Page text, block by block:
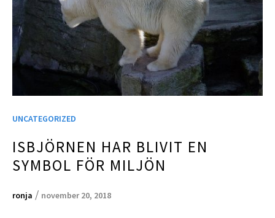
UNCATEGORIZED
ISBJÖRNEN HAR BLIVIT EN
SYMBOL FÖR MILJÖN
ronja / november 20, 2018